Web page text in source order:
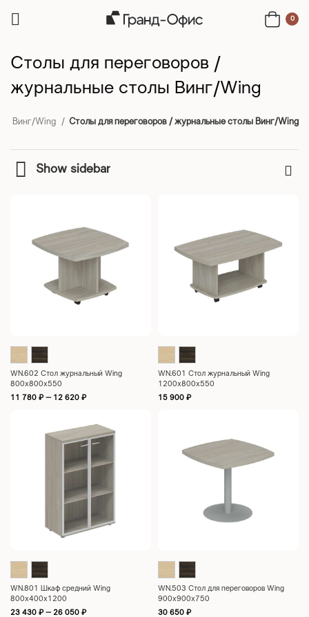
0
Столы для переговоров /
журнальные столы Винг/Wing
Винг/Wing Столы для переговоров / журнальные столы Винг/Wing
Show sidebar
WN.602 Стол журнальный Wing
800x800x550
11 780 ₽– 12 620 ₽
WN.601 Стол журнальный Wing
1200x800x550
15 900 ₽
WN.801 Шкаф средний Wing
800х400х1200
23 430 ₽– 26 050 ₽
WN.503 Стол для переговоров Wing
900x900x750
30 650 ₽